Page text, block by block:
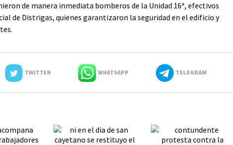
de manera inmediata bomberos de la Unidad 16ª, efectivos
de Distrigas, quienes garantizaron la seguridad en el edificio y
TWITTER WHATSAPP TELEGRAM